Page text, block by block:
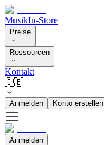
MusikIn-Store
Preise
Ressourcen
Kontakt
🇩🇪
Anmelden Konto erstellen
Anmelden